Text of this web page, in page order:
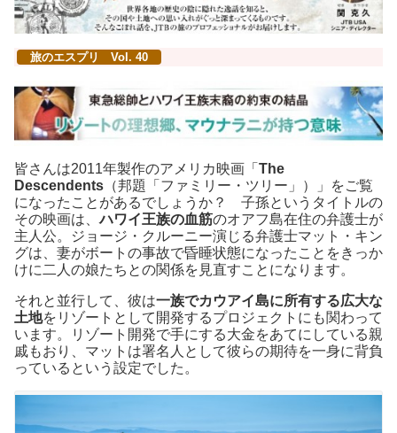
旅のエスプリ Vol. 40
皆さんは2011年製作のアメリカ映画「 The
Descendents （邦題「ファミリー・ツリー」）」をご覧
になったことがあるでしょうか？ 子孫というタイトルの
その映画は、ハワイ王族の血筋のオアフ島在住の弁護士が
主人公。ジョージ・クルーニー演じる弁護士マット・キン
グは、妻がボートの事故で昏睡状態になったことをきっか
けに二人の娘たちとの関係を見直すことになります。
それと並行して、彼は一族でカウアイ島に所有する広大な
土地をリゾートとして開発するプロジェクトにも関わって
います。リゾート開発で手にする大金をあてにしている親
戚もおり、マットは署名人として彼らの期待を一身に背負
っているという設定でした。